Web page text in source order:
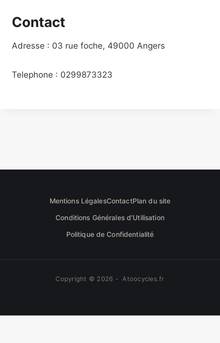
Contact
Adresse : 03 rue foche, 49000 Angers
Telephone : 0299873323
Mentions LégalesContactPlan du site
Conditions Générales d’Utilisation
Politique de Confidentialité
Copyright © 2026 - Atoocycles.fr